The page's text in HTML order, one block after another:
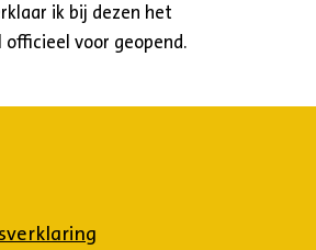
ik bij dezen het
officieel voor geopend.